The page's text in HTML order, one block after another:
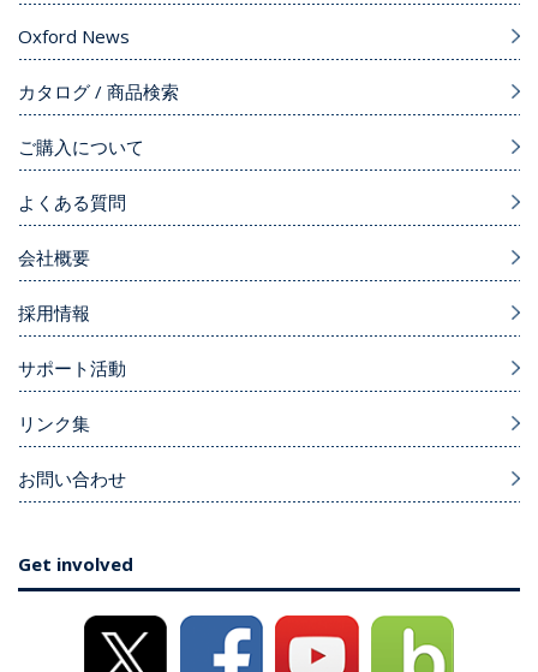
Oxford News
カタログ / 商品検索
ご購入について
よくある質問
会社概要
採用情報
サポート活動
リンク集
お問い合わせ
Get involved